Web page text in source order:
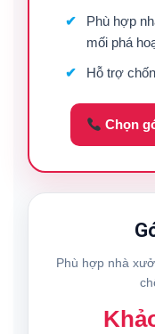
Phù hợp
mối phá
Hỗ trợ
Chọn
Phù hợp nhà